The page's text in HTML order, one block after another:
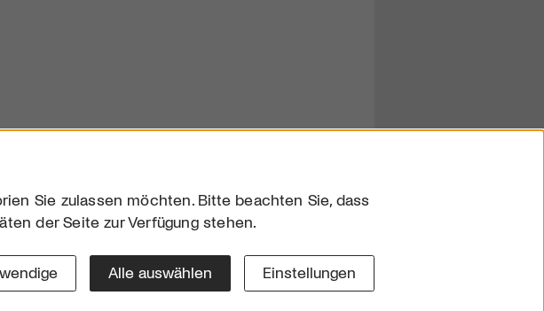
Impressum
Sie zulassen möchten. Bitte beachten Sie, dass
der Seite zur Verfügung stehen.
Alle auswählen Einstellungen